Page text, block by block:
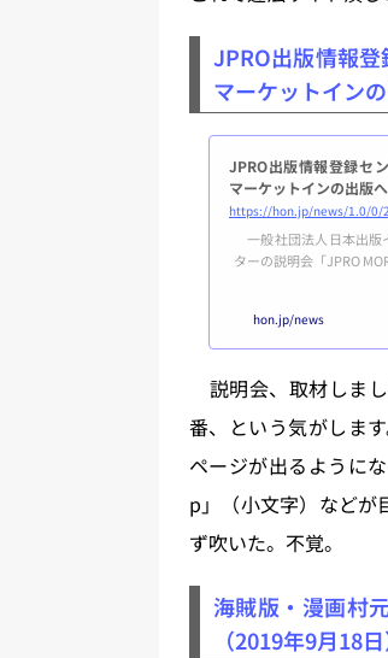
JPRO出版情報
マーケットイン
JPRO出版情報登録セ
マーケットインの出版へ
https://hon.jp/news/1.0/0/
一般社団法人日本出版
ターの説明会「JPRO
て、それぞれ説明が行
クで拡大...
hon.jp/news
説明会、取材しま
番、という気がしま
ページが出るように
p」（小文字）など
ず吹いた。不覚。
海賊版・漫画村
（2019年9月18日